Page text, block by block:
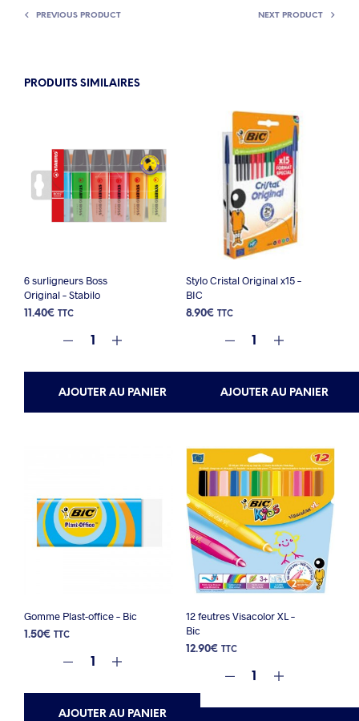
PREVIOUS PRODUCT NEXT PRODUCT
PRODUITS SIMILAIRES
6 surligneurs Boss
Original – Stabilo
11.40€ TTC
AJOUTER AU PANIER
Stylo Cristal Original x15 –
BIC
8.90€ TTC
AJOUTER AU PANIER
Gomme Plast-office – Bic
1.50€ TTC
AJOUTER AU PANIER
12 feutres Visacolor XL –
Bic
12.90€ TTC